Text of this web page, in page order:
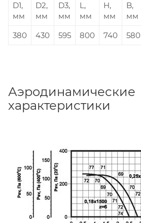
D1,
мм
D2,
мм
D3,
мм
L,
мм
H,
мм
B,
мм
380
430 595 800 740 580
Аэродинамические
характеристики